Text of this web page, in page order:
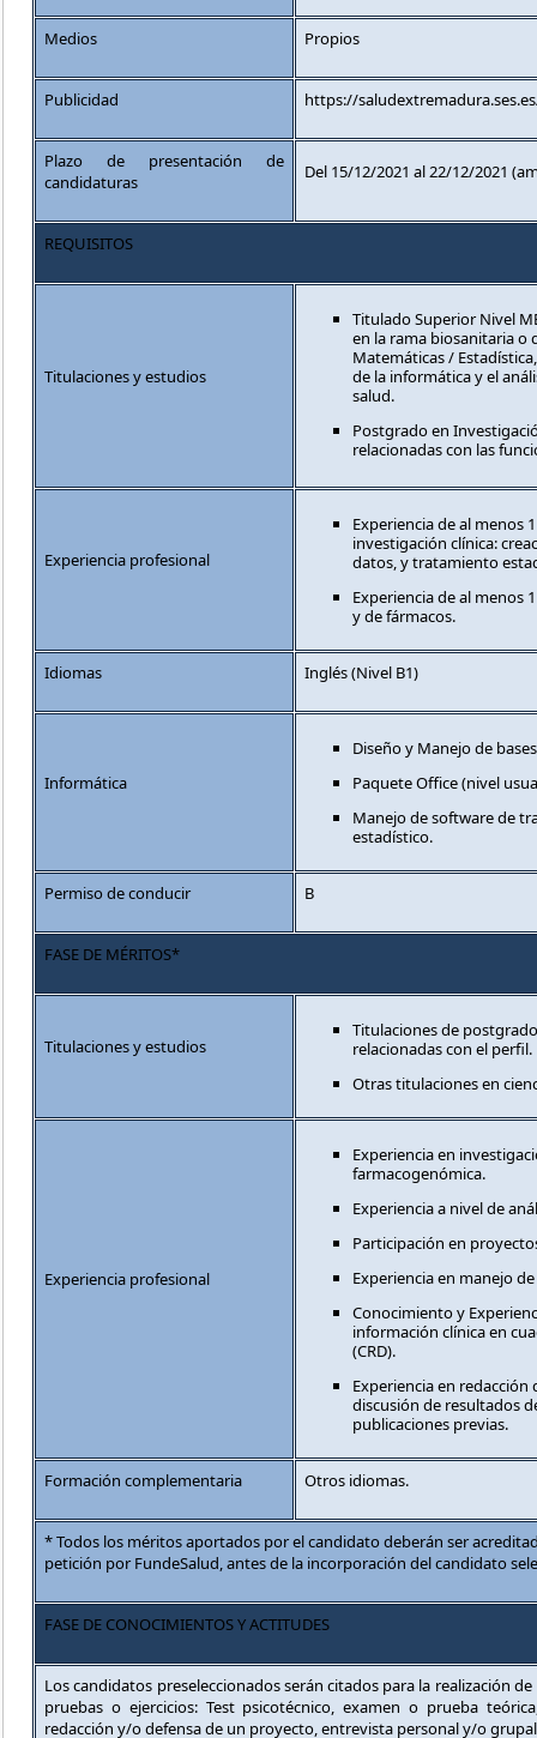
Medios Propios
Publicidad https://
Plazo de presentación de
candidaturas
Del 15/12/2021 al 22/12/2021
REQUISITOS
Titulaciones y estudios
Titulado Superior Nivel
en la rama biosanitaria o
Matemáticas /
de la informática y el
salud.
Postgrado en
relacionadas con las
Experiencia profesional
Experiencia de al menos
investigación clínica:
datos, y tratamiento
Experiencia de al menos
y de fármacos.
Idiomas Inglés (Nivel B1)
Informática
Diseño y Manejo de
Paquete Office (nivel
Manejo de software de
estadístico.
Permiso de conducir B
FASE DE MÉRITOS*
Titulaciones y estudios
Titulaciones de
relacionadas con el perfil.
Otras titulaciones en
Experiencia profesional
Experiencia en
farmacogenómica.
Experiencia a nivel de
Participación en
Experiencia en manejo
Conocimiento y
información clínica en
(CRD).
Experiencia en redacción
discusión de resultados
publicaciones previas.
Formación complementaria Otros idiomas.
* Todos los méritos aportados por el candidato deberán ser
petición por FundeSalud, antes de la incorporación del candidato
FASE DE CONOCIMIENTOS Y ACTITUDES
Los candidatos preseleccionados serán citados para la realización
pruebas o ejercicios: Test psicotécnico, examen o prueba
redacción y/o defensa de un proyecto, entrevista personal y/o